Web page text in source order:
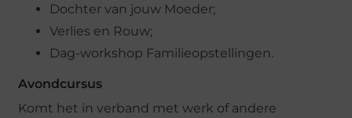
Dochter van jouw Moeder;
Verlies en Rouw;
Dag-workshop Familieopstellingen.
Avondcursus
Komt het in verband met werk of andere